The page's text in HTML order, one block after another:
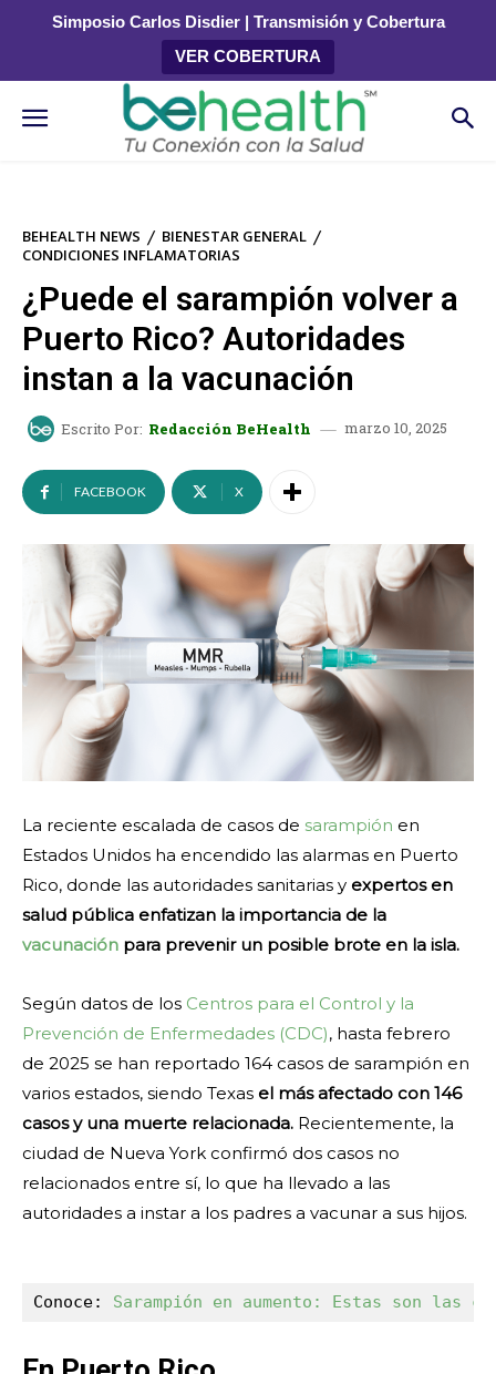
Simposio Carlos Disdier | Transmisión y Cobertura
VER COBERTURA
BEHEALTH NEWS
BIENESTAR GENERAL
CONDICIONES INFLAMATORIAS
¿Puede el sarampión volver a
Puerto Rico? Autoridades
instan a la vacunación
Escrito Por: Redacción BeHealth marzo 10, 2025
FACEBOOK X
La reciente escalada de casos de sarampión en
Estados Unidos ha encendido las alarmas en Puerto
Rico, donde las autoridades sanitarias y expertos en
salud pública enfatizan la importancia de la
vacunación para prevenir un posible brote en la isla.
Según datos de los Centros para el Control y la
Prevención de Enfermedades (CDC), hasta febrero
de 2025 se han reportado 164 casos de sarampión en
varios estados, siendo Texas el más afectado con 146
casos y una muerte relacionada. Recientemente, la
ciudad de Nueva York confirmó dos casos no
relacionados entre sí, lo que ha llevado a las
autoridades a instar a los padres a vacunar a sus hijos.
Conoce: Sarampión en aumento: Estas son las